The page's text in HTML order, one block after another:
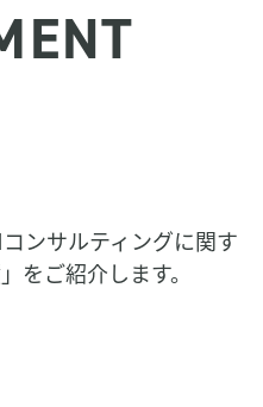
ンサルティングに関す
をご紹介します。